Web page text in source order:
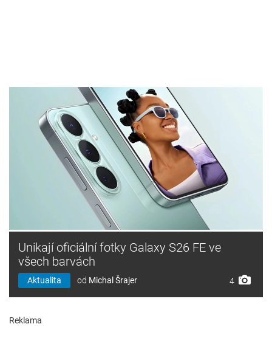
Unikají oficiální fotky Galaxy S26 FE ve
všech barvách
Aktualita od Michal Šrajer 4
Reklama